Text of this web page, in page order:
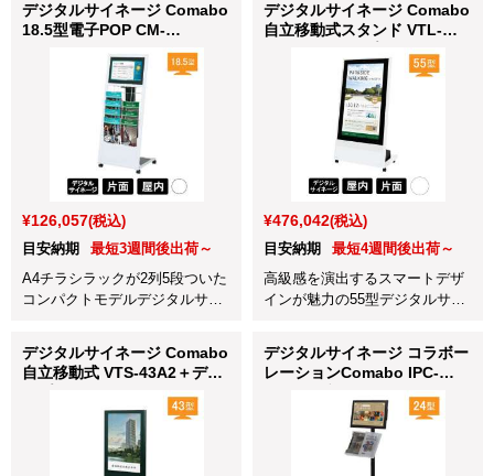
デジタルサイネージ Comabo
18.5型電子POP CM-
185KPR2 ホワイト
¥126,057(税込)
目安納期
最短3週間後出荷～
A4チラシラックが2列5段ついた
コンパクトモデルデジタルサイ
デジタルサイネージ Comabo
自立移動式スタンド VTL-
55BDL4050Q/11 ホワイト
¥476,042(税込)
目安納期
最短4週間後出荷～
高級感を演出するスマートデザ
インが魅力の55型デジタルサイ
デジタルサイネージ Comabo
自立移動式 VTS-43A2＋ディ
スプレイ 43BDL4050Q/11 ホ
デジタルサイネージ コラボー
レーションComabo IPC-